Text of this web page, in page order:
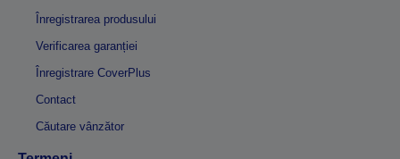
Înregistrarea produsului
Verificarea garanției
Înregistrare CoverPlus
Contact
Căutare vânzător